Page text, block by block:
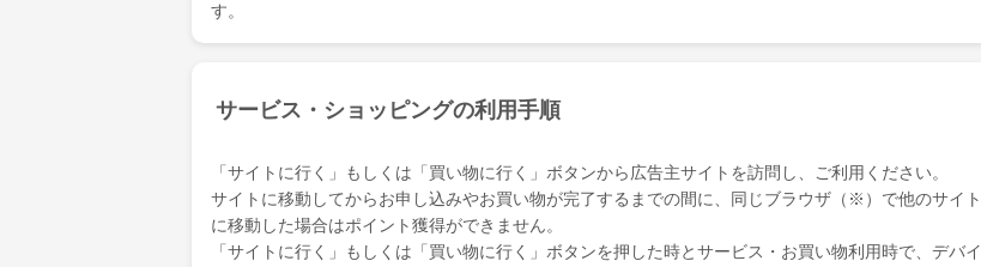
す。
サービス・ショッピングの利用手順
「サイトに行く」もしくは「買い物に行く」ボタンから広告主サイトを訪問し、ご利用ください。
サイトに移動してからお申し込みやお買い物が完了するまでの間に、同じブラウザ（※）で他のサイト
に移動した場合はポイント獲得ができません。
「サイトに行く」もしくは「買い物に行く」ボタンを押した時とサービス・お買い物利用時で、デバイ